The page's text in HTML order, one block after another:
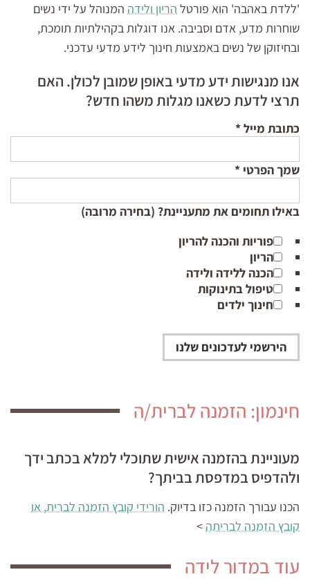
'ללדת באהבה' הוא פורטל הריון ולידה המנוהל על ידי נשים
שוחרות מדע, אדם וסביבה. אנו דוגלות בקהילתיות תומכת,
ובחיזוקן של נשים באמצעות חינוך לידע מדעי עדכני.
אנו מנגישות ידע מדעי באופן שמובן לכולן. האם
תרצי לדעת כשאנו מגלות משהו חדש?
כתובת מייל*
שמך הפרטי *
באילו תחומים את מתעניינת? (בחירה מרובה)
פוריות והכנה להריון
הריון
הכנה ללידה ולידה
טיפול בתינוקות
חינוך ילדים
חינמון: הזמנה לברית/ה
מעוניינת בהזמנה אישית שתוכלי למלא בכתב ידך
ולהדפיס במדפסת בביתך?
הכנו עבורך הזמנה כזו בדיוק. הורידי קובץ הזמנה לברית, או
קובץ הזמנה לבריתה >
עוד במדור לידה